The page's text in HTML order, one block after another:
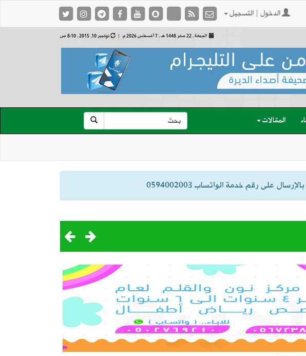
الدخول | التسجيل
الجمعة , 22 صفر 1448 هـ , 7 أغسطس 2026 م | نوفمبر 10, 2015 , 8:10 ص
المقالات
على رقم خدمة الواتساب 0594002003